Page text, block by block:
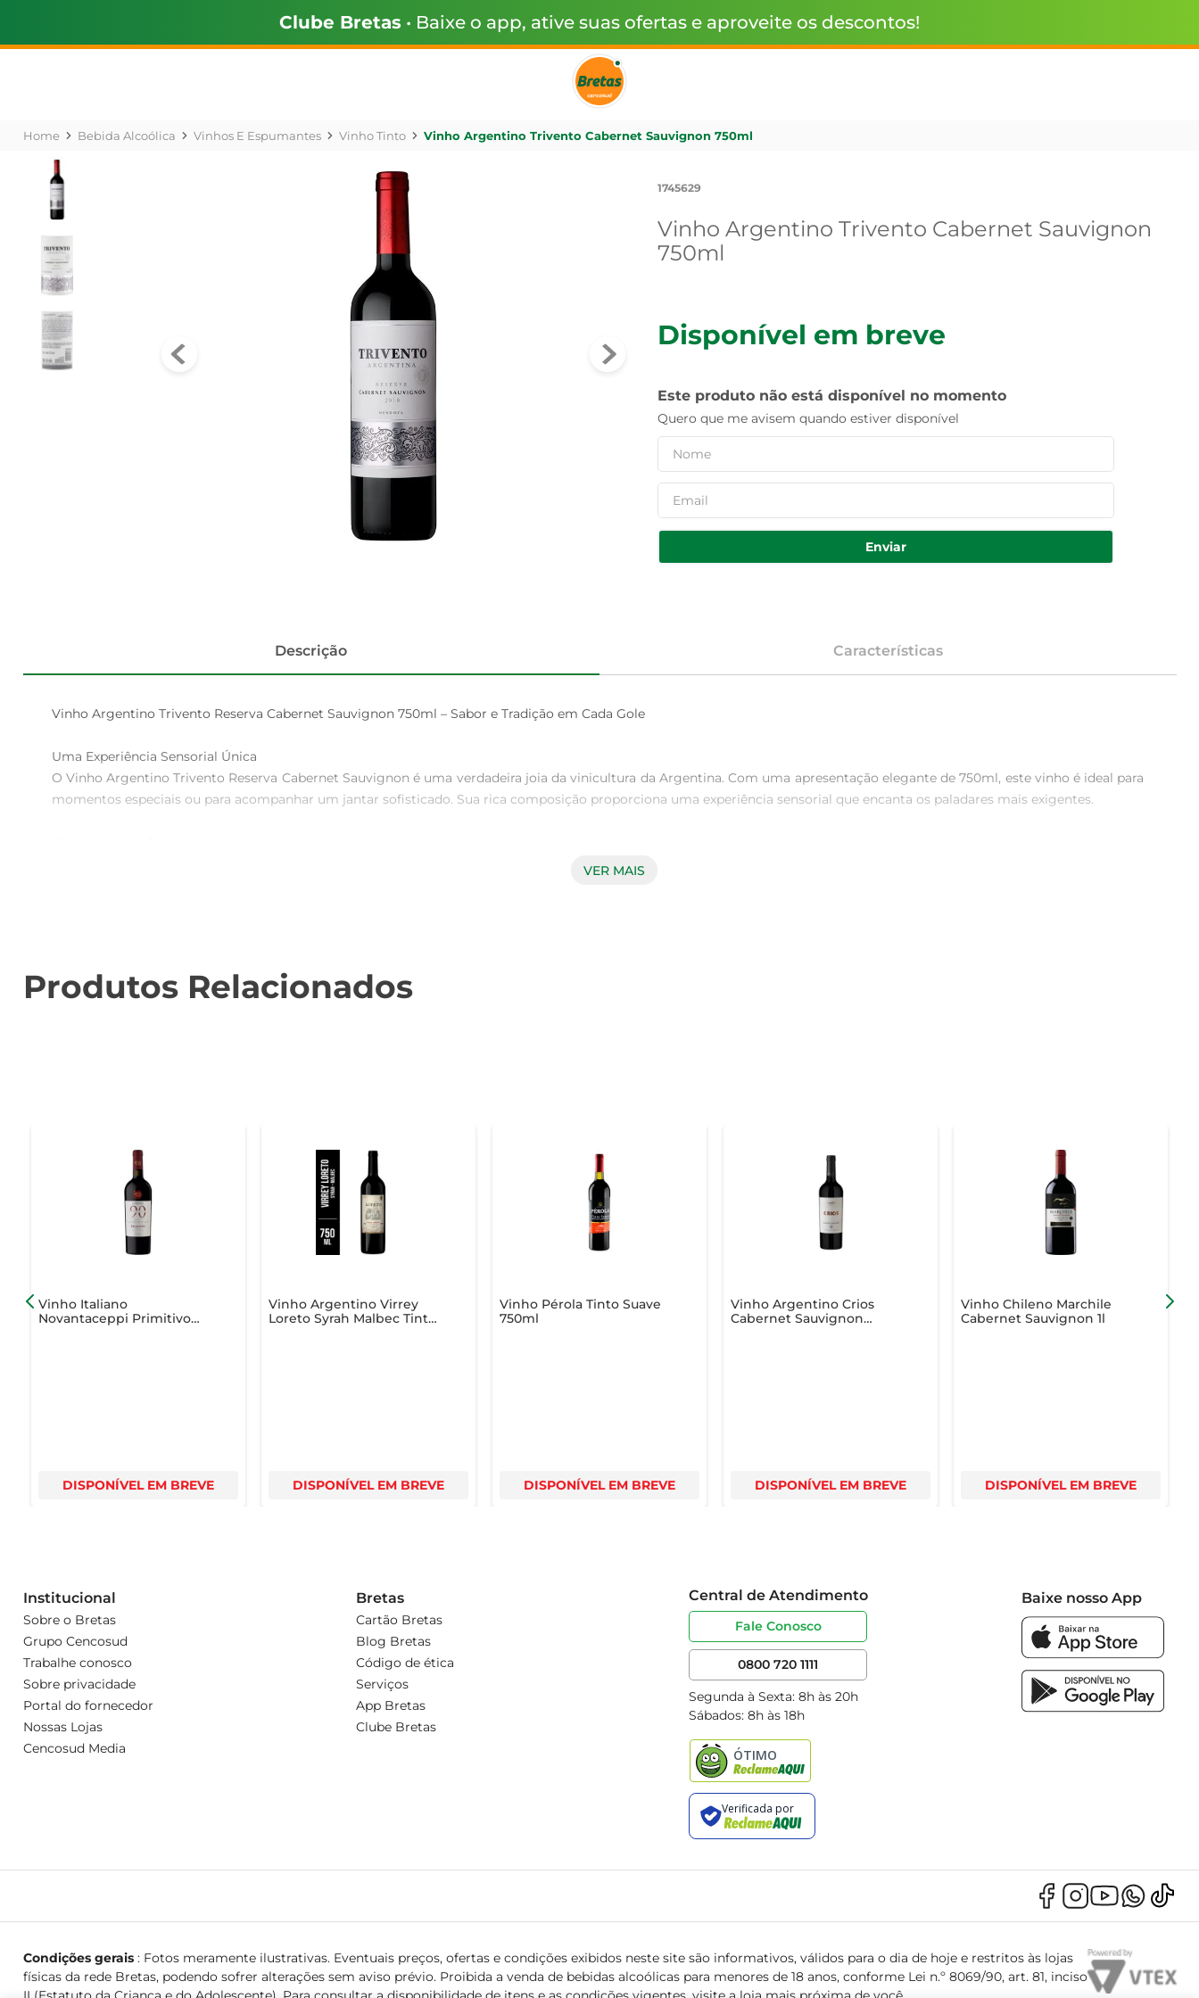
Clube Bretas • Baixe o app, ative suas ofertas e aproveite os descontos!
Bebida Alcoólica Vinhos E Espumantes Vinho Tinto Vinho Argentino Trivento Cabernet Sauvignon 750ml
1745629
Vinho Argentino Trivento Cabernet Sauvignon
750ml
Disponível em breve
Este produto não está disponível no momento
Quero que me avisem quando estiver disponível
Enviar
Descrição Características
Vinho Argentino Trivento Reserva Cabernet Sauvignon 750ml – Sabor e Tradição em Cada Gole
Uma Experiência Sensorial Única
O Vinho Argentino Trivento Reserva Cabernet Sauvignon é uma verdadeira joia da vinicultura da Argentina. Com uma apresentação elegante de 750ml, este vinho é ideal para
momentos especiais ou para acompanhar um jantar sofisticado. Sua rica composição proporciona uma experiência sensorial que encanta os paladares mais exigentes.
Este Cabernet Sauvignon é conhecido por seu corpo encorpado e taninos suaves, que se equilibram perfeitamente com notas de frutas vermelhas maduras e um toque sutil
O Vinho Trivento Reserva é versátil e pode ser harmonizado com uma variedade de pratos. Experimente acompanhá-lo com carnes vermelhas grelhadas, massas com molho
vermelho ou queijos curados. Para uma experiência completa, sirva-o a uma temperatura entre 16°C e 18°C, permitindo que seus aromas se desenvolvam plenamente.
VER MAIS
Produtos Relacionados
Vinho Italiano
Novantaceppi Primitivo
DISPONÍVEL EM BREVE
Vinho Argentino Virrey
Loreto Syrah Malbec Tinto
DISPONÍVEL EM BREVE
Vinho Pérola Tinto Suave
750ml
DISPONÍVEL EM BREVE
Vinho Argentino Crios
Cabernet Sauvignon
DISPONÍVEL EM BREVE
Vinho Chileno Marchile
Cabernet Sauvignon 1l
DISPONÍVEL EM BREVE
Institucional
Sobre o Bretas
Grupo Cencosud
Trabalhe conosco
Sobre privacidade
Portal do fornecedor
Nossas Lojas
Cencosud Media
Bretas
Cartão Bretas
Blog Bretas
Código de ética
Serviços
App Bretas
Clube Bretas
Central de Atendimento
Fale Conosco
0800 720 1111
Segunda à Sexta: 8h às 20h
Sábados: 8h às 18h
Baixe nosso App
Condições gerais: Fotos meramente ilustrativas. Eventuais preços, ofertas e condições exibidos neste site são informativos, válidos para o dia de hoje e restritos às lojas
físicas da rede Bretas, podendo sofrer alterações sem aviso prévio. Proibida a venda de bebidas alcoólicas para menores de 18 anos, conforme Lei n.º 8069/90, art. 81, inciso